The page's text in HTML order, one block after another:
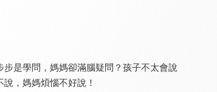
是學問，媽媽卻滿腦疑問？孩子不太會說
，媽媽煩惱不好說！